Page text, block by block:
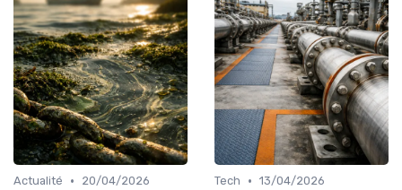
Actualité •
20/04/2026
Tech • 13/04/2026